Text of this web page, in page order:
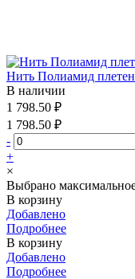
Нить Полиамид
В наличии
1 798.50 ₽
1 798.50 ₽
-
+
×
Выбрано максимальное
В корзину
Добавлено
Подробнее
В корзину
Добавлено
Подробнее